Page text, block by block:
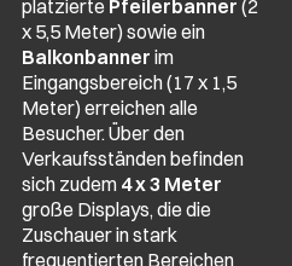
platzierte Pfeilerbanner (2
x 5,5 Meter) sowie ein
Balkonbanner im
Eingangsbereich (17 x 1,5
Meter) erreichen alle
Besucher. Über den
Verkaufsständen befinden
sich zudem 4 x 3 Meter
große Displays, die die
Zuschauer in stark
frequentierten Bereichen